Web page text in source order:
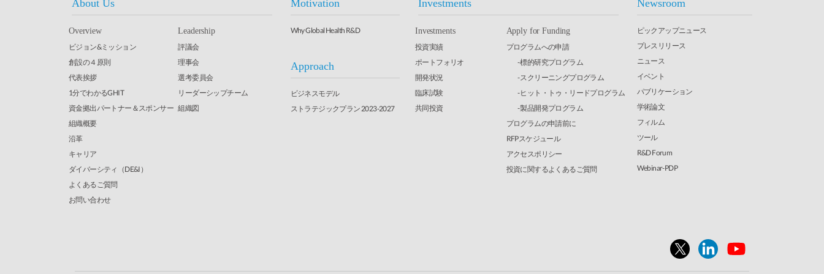
About Us
Overview
ビジョン&ミッション
創設の４原則
代表挨拶
1分でわかるGHIT
資金拠出パートナー＆スポンサー
組織概要
沿革
キャリア
ダイバーシティ（DE&I）
よくあるご質問
お問い合わせ
Leadership
評議会
理事会
選考委員会
リーダーシップチーム
組織図
Motivation
Why Global Health R&D
Approach
ビジネスモデル
ストラテジックプラン 2023-2027
Investments
Investments
投資実績
ポートフォリオ
開発状況
臨床試験
共同投資
Apply for Funding
プログラムへの申請
- 標的研究プログラム
- スクリーニングプログラム
- ヒット・トゥ・リードプログラム
- 製品開発プログラム
プログラムの申請前に
RFPスケジュール
アクセスポリシー
投資に関するよくあるご質問
Newsroom
ピックアップニュース
プレスリリース
ニュース
イベント
パブリケーション
学術論文
フィルム
ツール
R&D Forum
Webinar-PDP